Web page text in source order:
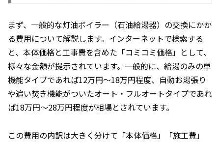
まず、一般的な灯油ボイラー（石油給湯器）の交換にかか
る費用について解説します。インターネットで検索する
と、本体価格と工事費を含めた「コミコミ価格」として、
様々な金額が提示されています。一般的に、給湯のみの単
機能タイプであれば12万円〜18万円程度、自動お湯張り
や追い焚き機能がついたオート・フルオートタイプであれ
ば18万円〜28万円程度が相場とされています。
この費用の内訳は大きく分けて「本体価格」「施工費」